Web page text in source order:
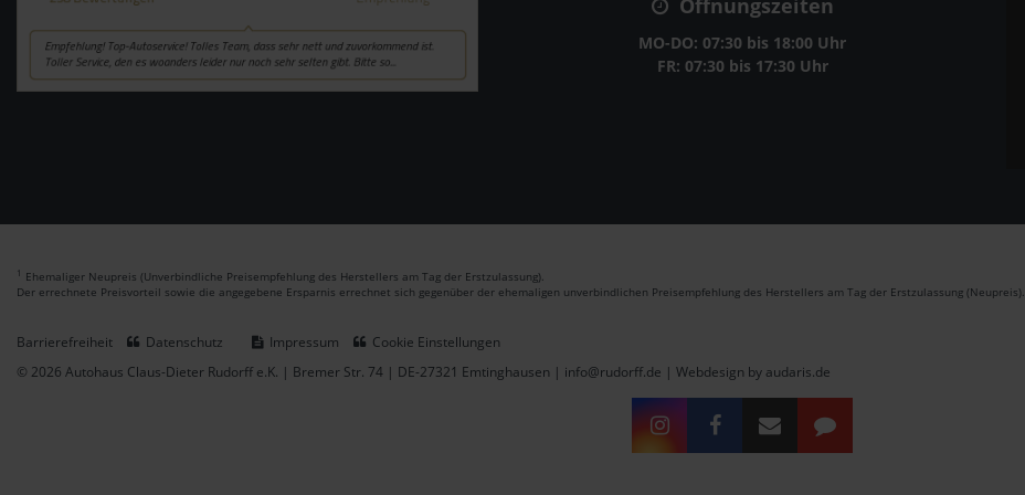
Öffnungszeiten
MO-DO: 07:30 bis 18:00 Uhr
FR: 07:30 bis 17:30 Uhr
1 Ehemaliger Neupreis (Unverbindliche Preisempfehlung des Herstellers am Tag der Erstzulassung).
Der errechnete Preisvorteil sowie die angegebene Ersparnis errechnet sich gegenüber der ehemaligen unverbindlichen Preisempfehlung des Herstellers am Tag der Erstzulassung (Neupreis).
Barrierefreiheit Datenschutz Impressum
Cookie Einstellungen
© 2026 Autohaus Claus-Dieter Rudorff e.K. | Bremer Str. 74 | DE-27321 Emtinghausen | info@rudorff.de | Webdesign by audaris.de